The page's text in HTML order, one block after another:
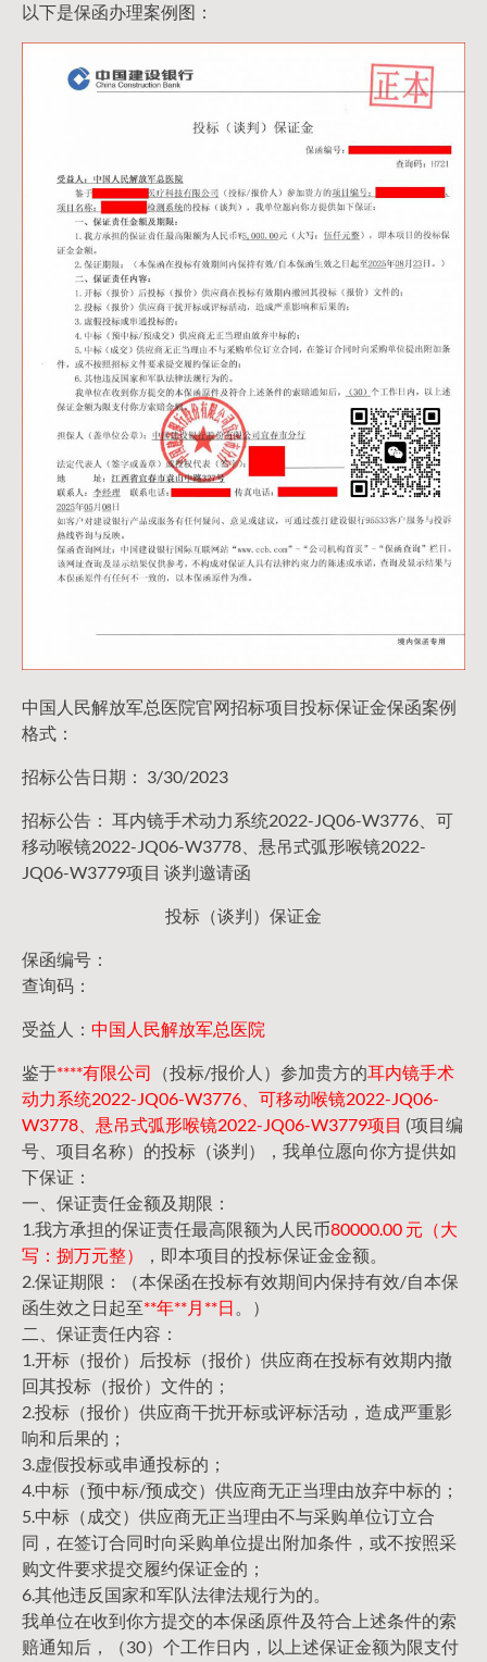
以下是保函办理案例图：
中国人民解放军总医院官网招标项目投标保证金保函案例
格式：
招标公告日期： 3/30/2023
招标公告： 耳内镜手术动力系统2022-JQ06-W3776、可
移动喉镜2022-JQ06-W3778、悬吊式弧形喉镜2022-
JQ06-W3779项目 谈判邀请函
投标（谈判）保证金
保函编号：
查询码：
受益人： 中国人民解放军总医院
鉴于****有限公司 （投标/报价人）参加贵方的耳内镜手术
动力系统2022-JQ06-W3776、可移动喉镜2022-JQ06-
W3778、悬吊式弧形喉镜2022-JQ06-W3779项目 (项目编
号、项目名称）的投标（谈判），我单位愿向你方提供如
下保证：
一、保证责任金额及期限：
1.我方承担的保证责任最高限额为人民币80000.00 元（大
写：捌万元整）
，即本项目的投标保证金金额。
2.保证期限：（本保函在投标有效期间内保持有效/自本保
函生效之日起至**年**月**日 。）
二、保证责任内容：
1.开标（报价）后投标（报价）供应商在投标有效期内撤
回其投标（报价）文件的；
2.投标（报价）供应商干扰开标或评标活动，造成严重影
响和后果的；
3.虚假投标或串通投标的；
4.中标（预中标/预成交）供应商无正当理由放弃中标的；
5.中标（成交）供应商无正当理由不与采购单位订立合
同，在签订合同时向采购单位提出附加条件，或不按照采
购文件要求提交履约保证金的；
6.其他违反国家和军队法律法规行为的。
我单位在收到你方提交的本保函原件及符合上述条件的索
赔通知后，（30）个工作日内，以上述保证金额为限支付